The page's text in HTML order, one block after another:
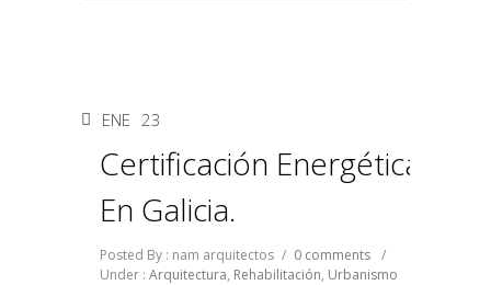
ENE 23
Certificación Energética
En Galicia.
Posted By : nam arquitectos / 0 comments /
Under : Arquitectura, Rehabilitación, Urbanismo